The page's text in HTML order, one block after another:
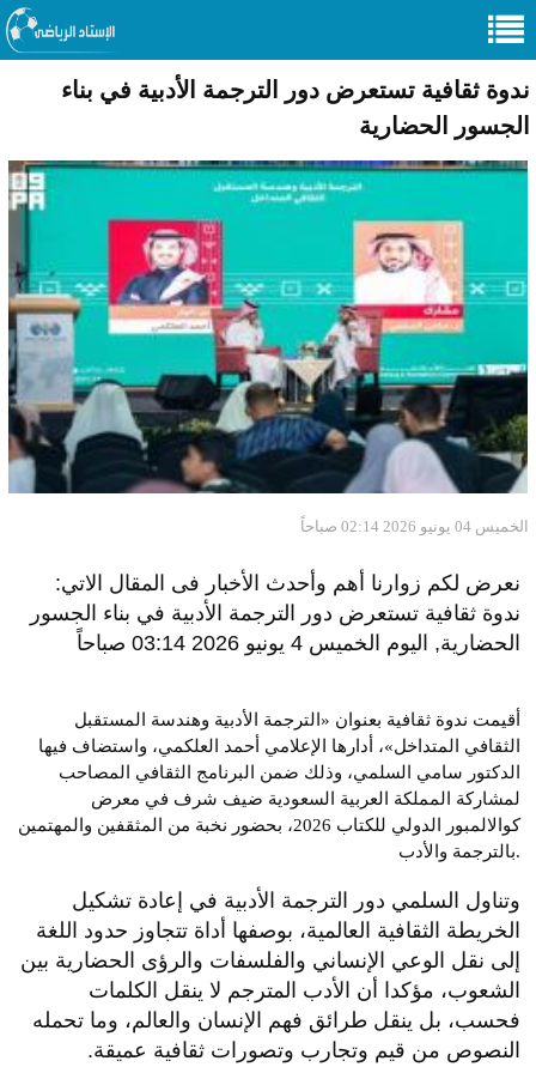
ندوة ثقافية تستعرض دور الترجمة الأدبية في بناء
الجسور الحضارية
الخميس 04 يونيو 2026 02:14 صباحاً
نعرض لكم زوارنا أهم وأحدث الأخبار فى المقال الاتي:
ندوة ثقافية تستعرض دور الترجمة الأدبية في بناء الجسور
الحضارية, اليوم الخميس 4 يونيو 2026 03:14 صباحاً
أقيمت ندوة ثقافية بعنوان «الترجمة الأدبية وهندسة المستقبل
الثقافي المتداخل»، أدارها الإعلامي أحمد العلكمي، واستضاف فيها
الدكتور سامي السلمي، وذلك ضمن البرنامج الثقافي المصاحب
لمشاركة المملكة العربية السعودية ضيف شرف في معرض
كوالالمبور الدولي للكتاب 2026، بحضور نخبة من المثقفين والمهتمين
بالترجمة والأدب.
وتناول السلمي دور الترجمة الأدبية في إعادة تشكيل
الخريطة الثقافية العالمية، بوصفها أداة تتجاوز حدود اللغة
إلى نقل الوعي الإنساني والفلسفات والرؤى الحضارية بين
الشعوب، مؤكدا أن الأدب المترجم لا ينقل الكلمات
فحسب، بل ينقل طرائق فهم الإنسان والعالم، وما تحمله
النصوص من قيم وتجارب وتصورات ثقافية عميقة.